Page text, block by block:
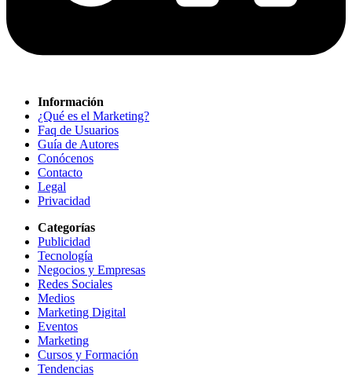
Información
¿Qué es el Marketing?
Faq de Usuarios
Guía de Autores
Conócenos
Contacto
Legal
Privacidad
Categorías
Publicidad
Tecnología
Negocios y Empresas
Redes Sociales
Medios
Marketing Digital
Eventos
Marketing
Cursos y Formación
Tendencias